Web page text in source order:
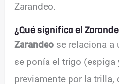
Zarandeo.
¿Qué significa el
Zarandeo se relaciona a
se ponía el trigo (espiga
previamente por la trilla,